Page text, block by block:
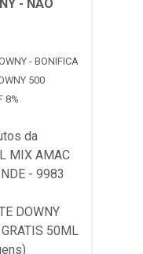
- NÃO
- BONIFICA
500
8%
da
MIX AMAC
- 9983
DOWNY
50ML